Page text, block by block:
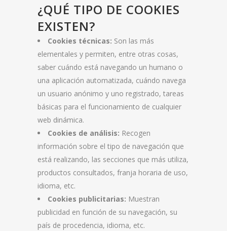
¿QUÉ TIPO DE COOKIES
EXISTEN?
Cookies técnicas: Son las más
elementales y permiten, entre otras cosas,
saber cuándo está navegando un humano o
una aplicación automatizada, cuándo navega
un usuario anónimo y uno registrado, tareas
básicas para el funcionamiento de cualquier
web dinámica.
Cookies de análisis: Recogen
información sobre el tipo de navegación que
está realizando, las secciones que más utiliza,
productos consultados, franja horaria de uso,
idioma, etc.
Cookies publicitarias: Muestran
publicidad en función de su navegación, su
país de procedencia, idioma, etc.